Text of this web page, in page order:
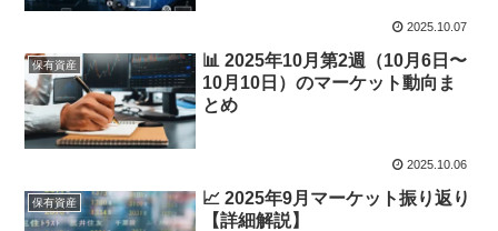
2025.10.07
保有資産
📊 2025年10月第2週（10月6日〜
10月10日）のマーケット動向ま
とめ
2025.10.06
保有資産
📈 2025年9月マーケット振り返り
【詳細解説】